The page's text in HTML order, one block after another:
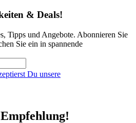
& Deals!
Tipps und Angebote. Abonnieren Sie
Sie ein in spannende
Du unsere